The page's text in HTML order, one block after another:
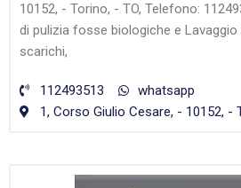
10152, - Torino, - TO, Telefono:
di pulizia fosse biologiche e Lavaggio
scarichi,
112493513
whatsapp
1, Corso Giulio Cesare, - 10152, -